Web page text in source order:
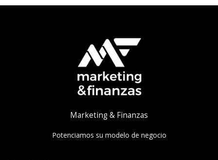
Marketing & Finanzas
Potenciamos su modelo de negocio